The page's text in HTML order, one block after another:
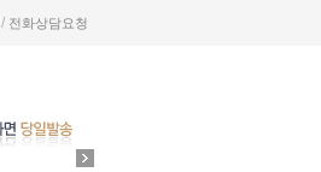
/ 전화상담요청